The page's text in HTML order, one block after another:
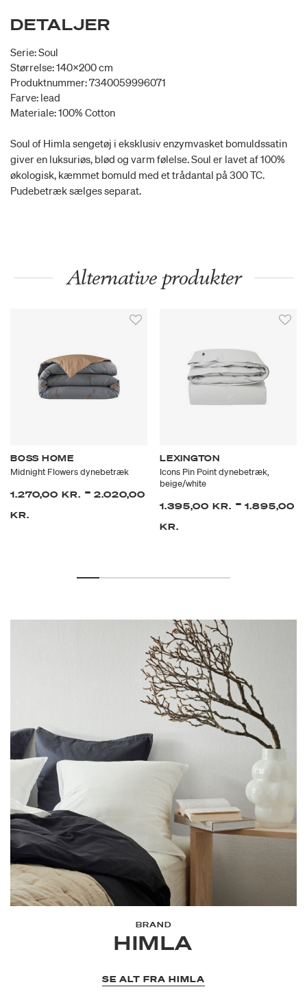
DETALJER
Serie: Soul
Størrelse: 140x200 cm
Produktnummer: 7340059996071
Farve: lead
Materiale: 100% Cotton
Soul of Himla sengetøj i eksklusiv enzymvasket bomuldssatin
giver en luksuriøs, blød og varm følelse. Soul er lavet af 100%
økologisk, kæmmet bomuld med et trådantal på 300 TC.
Pudebetræk sælges separat.
Alternative produkter
BOSS HOME
Midnight Flowers dynebetræk
1.270,00 KR. - 2.020,00
KR.
LEXINGTON
Icons Pin Point dynebetræk,
beige/white
1.395,00 KR. - 1.895,00
KR.
BRAND
HIMLA
SE ALT FRA HIMLA